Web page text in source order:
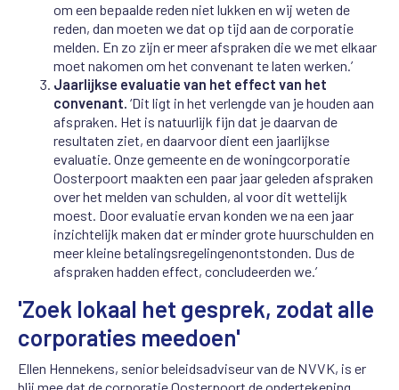
om een bepaalde reden niet lukken en wij weten de
reden, dan moeten we dat op tijd aan de corporatie
melden. En zo zijn er meer afspraken die we met elkaar
moet nakomen om het convenant te laten werken.’
Jaarlijkse evaluatie van het effect van het
convenant. ‘Dit ligt in het verlengde van je houden aan
afspraken. Het is natuurlijk fijn dat je daarvan de
resultaten ziet, en daarvoor dient een jaarlijkse
evaluatie. Onze gemeente en de woningcorporatie
Oosterpoort maakten een paar jaar geleden afspraken
over het melden van schulden, al voor dit wettelijk
moest. Door evaluatie ervan konden we na een jaar
inzichtelijk maken dat er minder grote huurschulden en
meer kleine betalingsregelingenontstonden. Dus de
afspraken hadden effect, concludeerden we.’
'Zoek lokaal het gesprek, zodat alle
corporaties meedoen'
Ellen Hennekens, senior beleidsadviseur van de NVVK, is er